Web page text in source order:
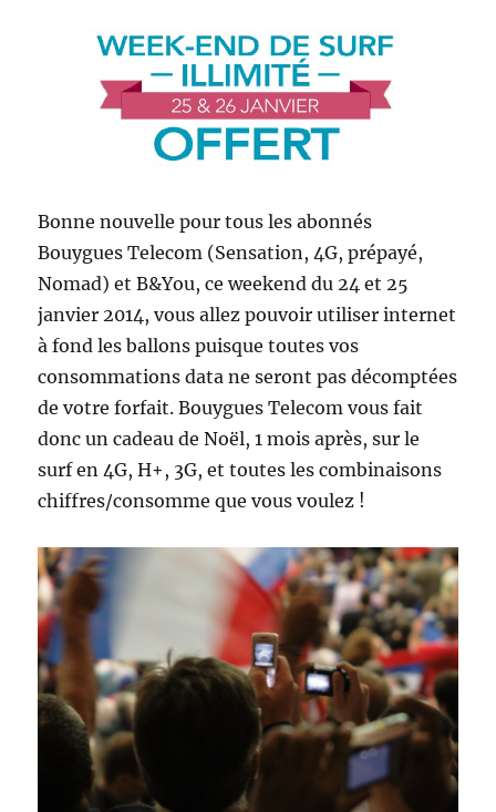
Bonne nouvelle pour tous les abonnés
Bouygues Telecom (Sensation, 4G, prépayé,
Nomad) et B&You, ce weekend du 24 et 25
janvier 2014, vous allez pouvoir utiliser internet
à fond les ballons puisque toutes vos
consommations data ne seront pas décomptées
de votre forfait. Bouygues Telecom vous fait
donc un cadeau de Noël, 1 mois après, sur le
surf en 4G, H+, 3G, et toutes les combinaisons
chiffres/consomme que vous voulez !